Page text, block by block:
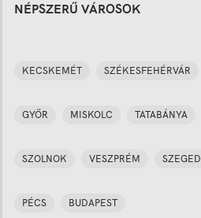
NÉPSZERŰ VÁROSOK
KECSKEMÉT SZÉKESFEHÉRVÁR
GYŐR MISKOLC TATABÁNYA
SZOLNOK VESZPRÉM SZEGED
PÉCS BUDAPEST